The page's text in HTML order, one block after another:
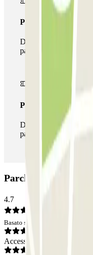
Pass multiparking
Durante il tuo
parcheggi disponibili
Pass illlimitato
Durante il tuo
parcheggio tutte le
Parcheggio Ibis
4.7
Basato su 50 opinioni
Accesso